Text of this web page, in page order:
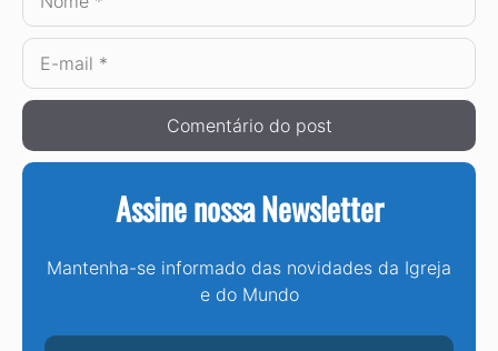
E-
mail
Assine nossa Newsletter
Mantenha-se informado das novidades da Igreja
e do Mundo